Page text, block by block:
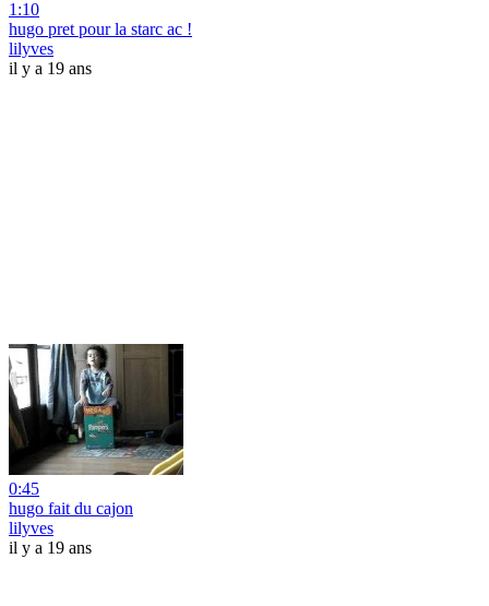
1:10
hugo pret pour la starc ac !
lilyves
il y a 19 ans
0:45
hugo fait du cajon
lilyves
il y a 19 ans